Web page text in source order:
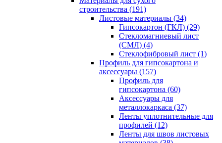
строительства (191)
Листовые материалы (34)
Гипсокартон (ГКЛ) (29)
Стекломагниевый лист
(СМЛ) (4)
Cтеклофибровый лист (1)
Профиль для гипсокартона и
аксессуары (157)
Профиль для
гипсокартона (60)
Аксессуары для
металлокаркаса (37)
Ленты уплотнительные для
профилей (12)
Ленты для швов листовых